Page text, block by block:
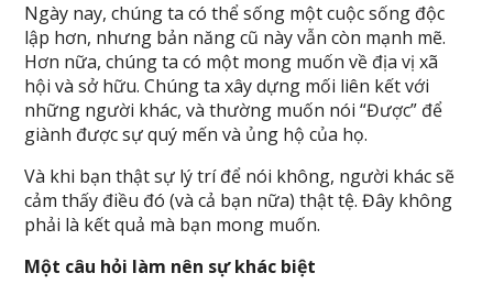
Ngày nay, chúng ta có thể sống một cuộc sống độc
lập hơn, nhưng bản năng cũ này vẫn còn mạnh mẽ.
Hơn nữa, chúng ta có một mong muốn về địa vị xã
hội và sở hữu. Chúng ta xây dựng mối liên kết với
những người khác, và thường muốn nói “Được” để
giành được sự quý mến và ủng hộ của họ.
Và khi bạn thật sự lý trí để nói không, người khác sẽ
cảm thấy điều đó (và cả bạn nữa) thật tệ. Đây không
phải là kết quả mà bạn mong muốn.
Một câu hỏi làm nên sự khác biệt